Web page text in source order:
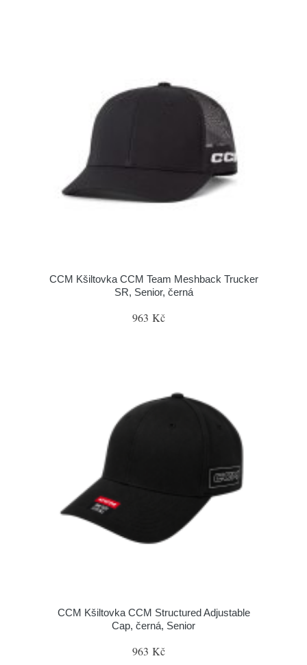
CCM Kšiltovka CCM Team Meshback Trucker
SR, Senior, černá
963 Kč
CCM Kšiltovka CCM Structured Adjustable
Cap, černá, Senior
963 Kč